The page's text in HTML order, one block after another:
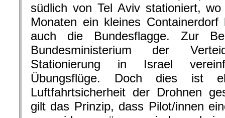
südlich von Tel Aviv stationiert,
Monaten ein kleines
auch die Bundesflagge. Zur
Bundesministerium der
Stationierung in Israel
Übungsflüge. Doch dies ist
Luftfahrtsicherheit der Drohnen
gilt das Prinzip, dass Pilot/innen